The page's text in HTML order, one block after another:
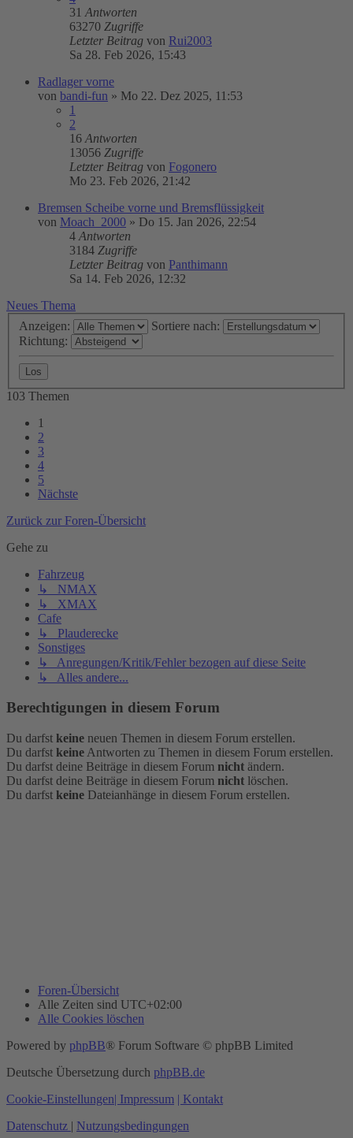
31 Antworten
63270 Zugriffe
Letzter Beitrag von Rui2003
Sa 28. Feb 2026, 15:43
Radlager vorne
von bandi-fun » Mo 22. Dez 2025, 11:53
1
2
16 Antworten
13056 Zugriffe
Letzter Beitrag von Fogonero
Mo 23. Feb 2026, 21:42
Bremsen Scheibe vorne und Bremsflüssigkeit
von Moach_2000 » Do 15. Jan 2026, 22:54
4 Antworten
3184 Zugriffe
Letzter Beitrag von Panthimann
Sa 14. Feb 2026, 12:32
Neues Thema
Anzeigen:
Sortiere nach:
Richtung:
103 Themen
1
2
3
4
5
Nächste
Zurück zur Foren-Übersicht
Gehe zu
Fahrzeug
↳ NMAX
↳ XMAX
Cafe
↳ Plauderecke
Sonstiges
↳ Anregungen/Kritik/Fehler bezogen auf diese Seite
↳ Alles andere...
Berechtigungen in diesem Forum
Du darfst keine neuen Themen in diesem Forum erstellen.
Du darfst keine Antworten zu Themen in diesem Forum erstellen.
Du darfst deine Beiträge in diesem Forum nicht ändern.
Du darfst deine Beiträge in diesem Forum nicht löschen.
Du darfst keine Dateianhänge in diesem Forum erstellen.
Foren-Übersicht
Alle Zeiten sind UTC+02:00
Alle Cookies löschen
Powered by phpBB® Forum Software © phpBB Limited
Deutsche Übersetzung durch phpBB.de
Cookie-Einstellungen| Impressum | Kontakt
Datenschutz | Nutzungsbedingungen